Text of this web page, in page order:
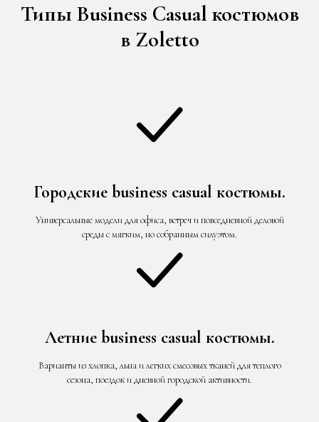
Типы Business Casual костюмов
в Zoletto
Городские business casual костюмы.
Универсальные модели для офиса, встреч и повседневной деловой
среды с мягким, но собранным силуэтом.
Летние business casual костюмы.
Варианты из хлопка, льна и легких смесовых тканей для теплого
сезона, поездок и дневной городской активности.